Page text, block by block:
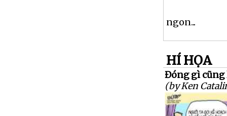
ngon...
HÍ HỌA
Đóng gì cũng
(by Ken